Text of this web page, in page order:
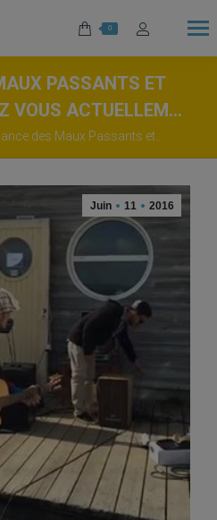
0
PASSANTS ET
VOUS ACTUELLEM…
des Maux Passants et…
Juin 11 2016